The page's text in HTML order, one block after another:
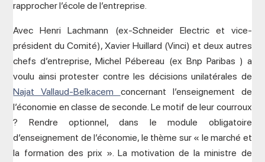
rapprocher l’école de l’entreprise.
Avec Henri Lachmann (ex-Schneider Electric et vice-
président du Comité), Xavier Huillard (Vinci) et deux autres
chefs d’entreprise, Michel Pébereau (ex Bnp Paribas ) a
voulu ainsi protester contre les décisions unilatérales de
Najat Vallaud-Belkacem concernant l’enseignement de
l’économie en classe de seconde. Le motif de leur courroux
? Rendre optionnel, dans le module obligatoire
d’enseignement de l’économie, le thème sur « le marché et
la formation des prix ». La motivation de la ministre de